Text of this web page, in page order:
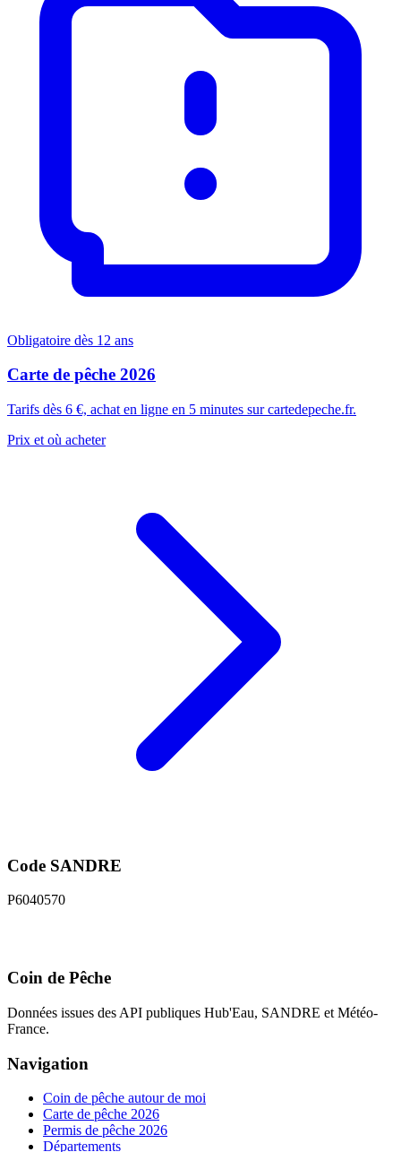
Obligatoire dès 12 ans
Carte de pêche 2026
Tarifs dès 6 €, achat en ligne en 5 minutes sur cartedepeche.fr.
Prix et où acheter
Code SANDRE
P6040570
Coin de Pêche
Données issues des API publiques Hub'Eau, SANDRE et Météo-
France.
Navigation
Coin de pêche autour de moi
Carte de pêche 2026
Permis de pêche 2026
Départements